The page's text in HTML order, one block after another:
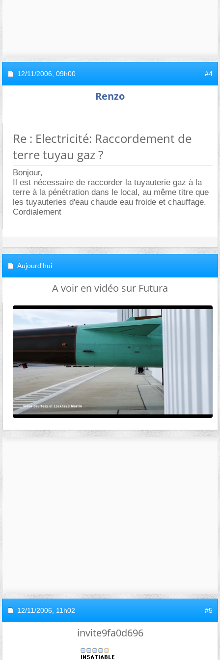
12/11/2006, 09h00 #4
Renzo
Re : Electricité: Raccordement de
terre tuyau gaz ?
Bonjour,
Il est nécessaire de raccorder la tuyauterie gaz à la
terre à la pénétration dans le local, au même titre que
les tuyauteries d'eau chaude eau froide et chauffage.
Cordialement
Aujourd'hui
A voir en vidéo sur Futura
12/11/2006, 11h02 #5
invite9fa0d696